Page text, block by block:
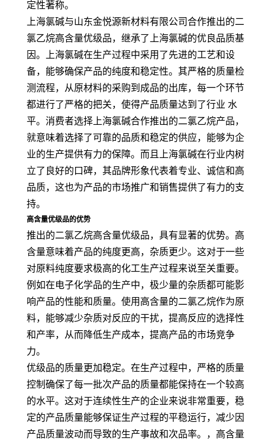
定性著称。
上海氯碱与山东金悦源新材料有限公司合作推出的二
氯乙烷高含量优级品，继承了上海氯碱的优良品质基
因。上海氯碱在生产过程中采用了先进的工艺和设
备，能够确保产品的纯度和稳定性。其严格的质量检
测流程，从原材料的采购到成品的出库，每一个环节
都进行了严格的把关，使得产品质量达到了行业 水
平。消费者选择上海氯碱合作推出的二氯乙烷产品，
就意味着选择了可靠的品质和稳定的供应，能够为企
业的生产提供有力的保障。而且上海氯碱在行业内树
立了良好的口碑，其品牌形象代表着专业、诚信和高
品质，这也为产品的市场推广和销售提供了有力的支
持。
高含量优级品的优势
推出的二氯乙烷高含量优级品，具有显著的优势。高
含量意味着产品的纯度更高，杂质更少。这对于一些
对原料纯度要求极高的化工生产过程来说至关重要。
例如在电子化学品的生产中，极少量的杂质都可能影
响产品的性能和质量。使用高含量的二氯乙烷作为原
料，能够减少杂质对反应的干扰，提高反应的选择性
和产率，从而降低生产成本，提高产品的市场竞争
力。
优级品的质量更加稳定。在生产过程中，严格的质量
控制确保了每一批次产品的质量都能保持在一个较高
的水平。这对于连续性生产的企业来说非常重要，稳
定的产品质量能够保证生产过程的平稳运行，减少因
产品质量波动而导致的生产事故和次品率。，高含量